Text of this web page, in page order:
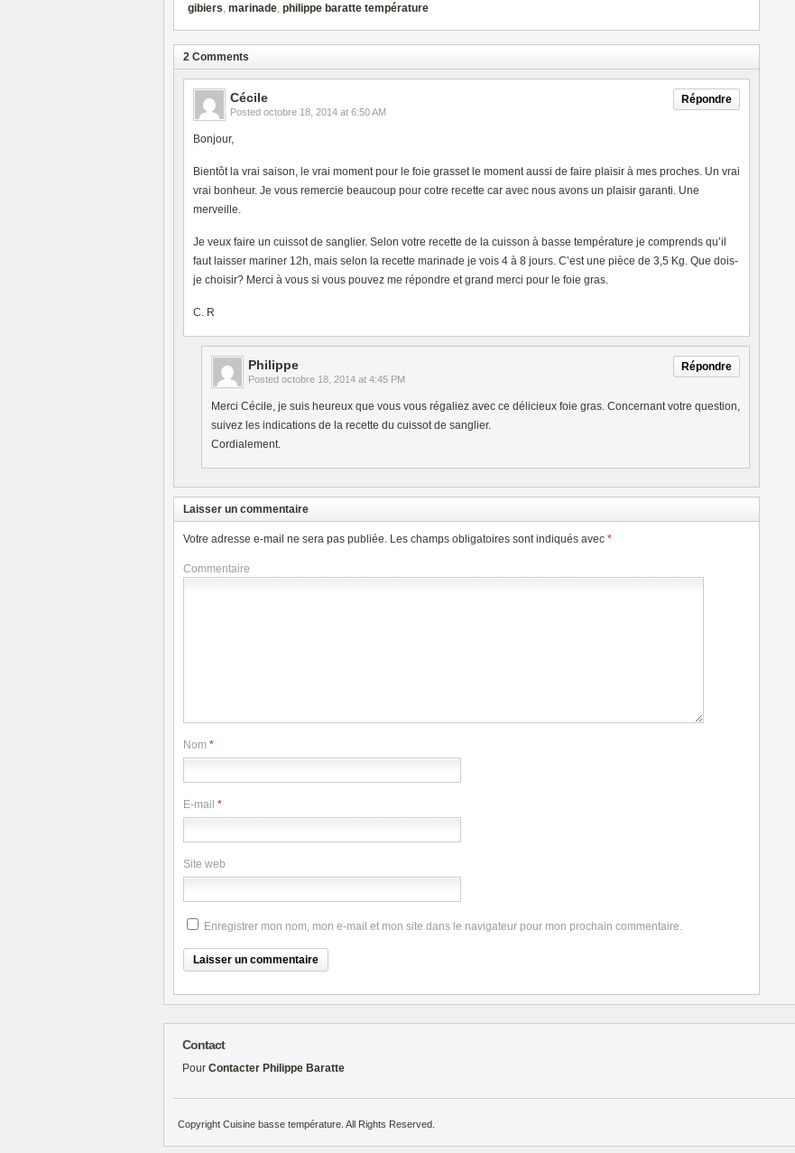
gibiers, marinade, philippe baratte température
2 Comments
Répondre
Cécile
Posted octobre 18, 2014 at 6:50 AM
Bonjour,
Bientôt la vrai saison, le vrai moment pour le foie grasset le moment aussi de faire plaisir à mes proches. Un vrai
vrai bonheur. Je vous remercie beaucoup pour cotre recette car avec nous avons un plaisir garanti. Une
merveille.
Je veux faire un cuissot de sanglier. Selon votre recette de la cuisson à basse température je comprends qu’il
faut laisser mariner 12h, mais selon la recette marinade je vois 4 à 8 jours. C’est une pièce de 3,5 Kg. Que dois-
je choisir? Merci à vous si vous pouvez me répondre et grand merci pour le foie gras.
C. R
Répondre
Philippe
Posted octobre 18, 2014 at 4:45 PM
Merci Cécile, je suis heureux que vous vous régaliez avec ce délicieux foie gras. Concernant votre question,
suivez les indications de la recette du cuissot de sanglier.
Cordialement.
Laisser un commentaire
Votre adresse e-mail ne sera pas publiée. Les champs obligatoires sont indiqués avec *
Commentaire
Nom *
E-mail *
Site web
Enregistrer mon nom, mon e-mail et mon site dans le navigateur pour mon prochain commentaire.
Contact
Pour Contacter Philippe Baratte
Copyright Cuisine basse température. All Rights Reserved.